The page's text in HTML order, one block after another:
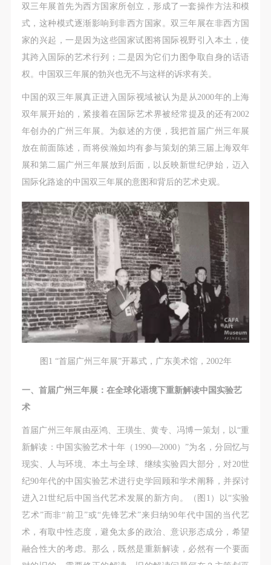
双三年展首先为西方国家所创立，形成了一套操作方法和模
式，这种模式逐渐影响到非西方国家。双三年展在非西方国
家的兴起，一是因为这些国家试图将国际视野引入本土，使
其跨入国际的艺术行列；二是因为它们力图争取自身的话语
权。中国双三年展的勃兴也无不与这样的诉求有关。
中国的双三年展真正进入国际视域被认为是从2000年的上海
双年展开始的，紧接着在国际艺术界被经常提及的还有2002
年创办的广州三年展。为叙述的方便，我把首届广州三年展
放在前面陈述，而将侯瀚如均有参与策划的第三届上海双年
展和第二届广州三年展放到后面，以反映新世纪伊始，迈入
国际化路途的中国双三年展的意图和背后的艺术史观。
图1 “首届广州三年展”开幕式，广东美术馆，2002年
一、首届广州三年展：在全球化语境下重新解读中国实验艺
术
首届广州三年展由巫鸿、王璜生、黄专、冯博一策划，以“重
新解读：中国实验艺术十年（1990—2000）”为名，分回忆与
现实、人与环境、本土与全球、继续实验四大部分，对20世
纪90年代的中国实验艺术进行史学回顾和学术阐释，并探讨
进入21世纪后中国当代艺术发展的新方向。（图1）以“实验
艺术”而非“前卫”或“先锋艺术”来归纳90年代中国的当代艺
术，有取中性态度，避免太多的政治、意识形态成分，希望
融合性大的考虑。那么，既然是重新解读，必然有一个要面
第二条
参加本次活动者必须遵守中华人民共和国的相关法
律、法规，必须遵循道德和社会公德规范，并应该具
备以人为本、团结友爱、互相帮助和助人为乐的良好
品质。
第三条
参加本次活动人员应该是成年人（具有完全民事行为
能力的人，18周岁以上）未成年人必须在成年人的陪
同下参观。
第四条
参加活动者在此次活动期间的人身安全责任自负。鼓
故，活动中任何非事故当事人及美术馆将不承担人身
事故的任何责任，但有互相援助的义务。参加活动的
成员应当积极主动的组织实施救援工作，但对事故本
身不承担任何法律责任和经济责任。参加本次活动者
的人身安全不负有民事及相关连带责任。
第五条
参加活动者在此次活动期间应主动遵守美术馆活动秩
序、维护美术馆场地及展示、展览、馆藏艺术作品及
地、空间、艺术品、衍生品等受到不同程度的损失、
破坏。活动中任何非事故当事人及美术馆将不承担相
应的责任与损失，应由参与活动者根据相应的法律条
任和经济责任。
第六条
参与活动者在参与活动时应当在美术馆工作人员及活
动导师、教师指导下进行，并正确的使用活动中所涉
及到的绘画工具、创作材料及配套设备、设施，若参
与者因个人原因在使用相应绘画工具、创作材料及配
套设备、设施造成个人受伤、伤害他人及造成相应工
具、材料、设备或设施的故障或损坏。参与活动者应
第二条
参加本次活动者必须遵守中华人民共和国的相关法
律、法规，必须遵循道德和社会公德规范，并应该具
备以人为本、团结友爱、互相帮助和助人为乐的良好
品质。
第三条
参加本次活动人员应该是成年人（具有完全民事行为
能力的人，18周岁以上）未成年人必须在成年人的陪
同下参观。
第四条
参加活动者在此次活动期间的人身安全责任自负。鼓
故，活动中任何非事故当事人及美术馆将不承担人身
事故的任何责任，但有互相援助的义务。参加活动的
成员应当积极主动的组织实施救援工作，但对事故本
身不承担任何法律责任和经济责任。参加本次活动者
的人身安全不负有民事及相关连带责任。
第五条
参加活动者在此次活动期间应主动遵守美术馆活动秩
序、维护美术馆场地及展示、展览、馆藏艺术作品及
地、空间、艺术品、衍生品等受到不同程度的损失、
破坏。活动中任何非事故当事人及美术馆将不承担相
应的责任与损失，应由参与活动者根据相应的法律条
任和经济责任。
第六条
参与活动者在参与活动时应当在美术馆工作人员及活
动导师、教师指导下进行，并正确的使用活动中所涉
及到的绘画工具、创作材料及配套设备、设施，若参
与者因个人原因在使用相应绘画工具、创作材料及配
套设备、设施造成个人受伤、伤害他人及造成相应工
具、材料、设备或设施的故障或损坏。参与活动者应
第二条
参加本次活动者必须遵守中华人民共和国的相关法
律、法规，必须遵循道德和社会公德规范，并应该具
备以人为本、团结友爱、互相帮助和助人为乐的良好
品质。
第三条
参加本次活动人员应该是成年人（具有完全民事行为
能力的人，18周岁以上）未成年人必须在成年人的陪
同下参观。
第四条
参加活动者在此次活动期间的人身安全责任自负。鼓
故，活动中任何非事故当事人及美术馆将不承担人身
事故的任何责任，但有互相援助的义务。参加活动的
成员应当积极主动的组织实施救援工作，但对事故本
身不承担任何法律责任和经济责任。参加本次活动者
的人身安全不负有民事及相关连带责任。
第五条
参加活动者在此次活动期间应主动遵守美术馆活动秩
序、维护美术馆场地及展示、展览、馆藏艺术作品及
地、空间、艺术品、衍生品等受到不同程度的损失、
破坏。活动中任何非事故当事人及美术馆将不承担相
应的责任与损失，应由参与活动者根据相应的法律条
任和经济责任。
第六条
参与活动者在参与活动时应当在美术馆工作人员及活
动导师、教师指导下进行，并正确的使用活动中所涉
及到的绘画工具、创作材料及配套设备、设施，若参
与者因个人原因在使用相应绘画工具、创作材料及配
套设备、设施造成个人受伤、伤害他人及造成相应工
具、材料、设备或设施的故障或损坏。参与活动者应